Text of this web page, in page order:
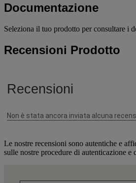
Documentazione
Seleziona il tuo prodotto per consultare i
Recensioni Prodotto
Le nostre recensioni sono autentiche e
sulle nostre procedure di autenticazione e